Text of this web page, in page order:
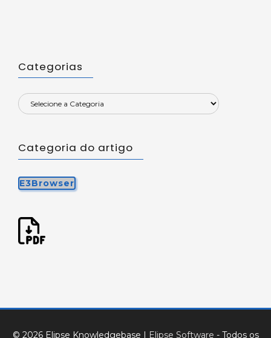
Categorias
Categoria do artigo
E3Browser
© 2026 Elipse Knowledgebase | Elipse Software - Todos os